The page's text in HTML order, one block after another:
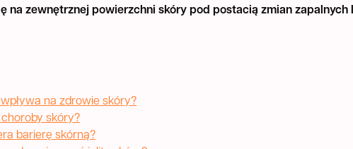
na zewnętrznej powierzchni skóry pod postacią zmian zapalnych
na zdrowie skóry?
skóry?
barierę skórną?